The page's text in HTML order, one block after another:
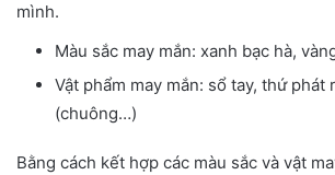
mình.
Màu sắc may mắn: xanh bạc hà,
Vật phẩm may mắn: sổ tay, thứ phát
(chuông…)
Bằng cách kết hợp các màu sắc và vật